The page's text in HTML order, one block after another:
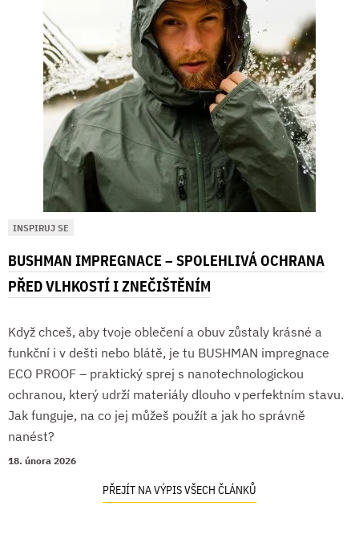
INSPIRUJ SE
BUSHMAN IMPREGNACE – SPOLEHLIVÁ OCHRANA
PŘED VLHKOSTÍ I ZNEČIŠTĚNÍM
Když chceš, aby tvoje oblečení a obuv zůstaly krásné a
funkční i v dešti nebo blátě, je tu BUSHMAN impregnace
ECO PROOF – praktický sprej s nanotechnologickou
ochranou, který udrží materiály dlouho v perfektním stavu.
Jak funguje, na co jej můžeš použít a jak ho správně
nanést?
18. února 2026
PŘEJÍT NA VÝPIS VŠECH ČLÁNKŮ